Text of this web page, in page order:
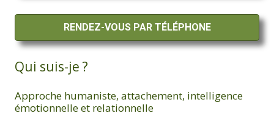
Qui suis-je ?
Approche humaniste, attachement, intelligence
émotionnelle et relationnelle
RENDEZ-VOUS PAR TÉLÉPHONE